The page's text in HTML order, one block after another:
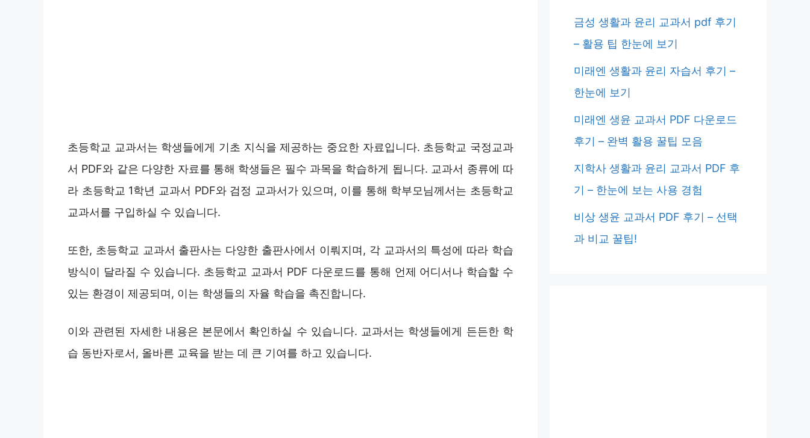
초등학교 교과서는 학생들에게 기초 지식을 제공하는 중요한 자료입니다. 초등학교 국정교과
서 PDF와 같은 다양한 자료를 통해 학생들은 필수 과목을 학습하게 됩니다. 교과서 종류에 따
라 초등학교 1학년 교과서 PDF와 검정 교과서가 있으며, 이를 통해 학부모님께서는 초등학교
교과서를 구입하실 수 있습니다.
또한, 초등학교 교과서 출판사는 다양한 출판사에서 이뤄지며, 각 교과서의 특성에 따라 학습
방식이 달라질 수 있습니다. 초등학교 교과서 PDF 다운로드를 통해 언제 어디서나 학습할 수
있는 환경이 제공되며, 이는 학생들의 자율 학습을 촉진합니다.
이와 관련된 자세한 내용은 본문에서 확인하실 수 있습니다. 교과서는 학생들에게 든든한 학
습 동반자로서, 올바른 교육을 받는 데 큰 기여를 하고 있습니다.
금성 생활과 윤리 교과서 pdf 후기
– 활용 팁 한눈에 보기
미래엔 생활과 윤리 자습서 후기 –
한눈에 보기
미래엔 생윤 교과서 PDF 다운로드
후기 – 완벽 활용 꿀팁 모음
지학사 생활과 윤리 교과서 PDF 후
기 – 한눈에 보는 사용 경험
비상 생윤 교과서 PDF 후기 – 선택
과 비교 꿀팁!